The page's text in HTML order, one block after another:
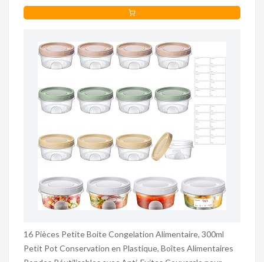
16 Pièces Petite Boite Congelation Alimentaire, 300ml
Petit Pot Conservation en Plastique, Boîtes Alimentaires